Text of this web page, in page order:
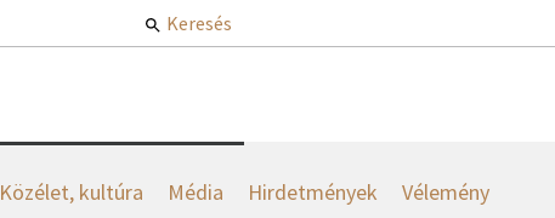
Keresés
Közélet, kultúra Média Hirdetmények Vélemény